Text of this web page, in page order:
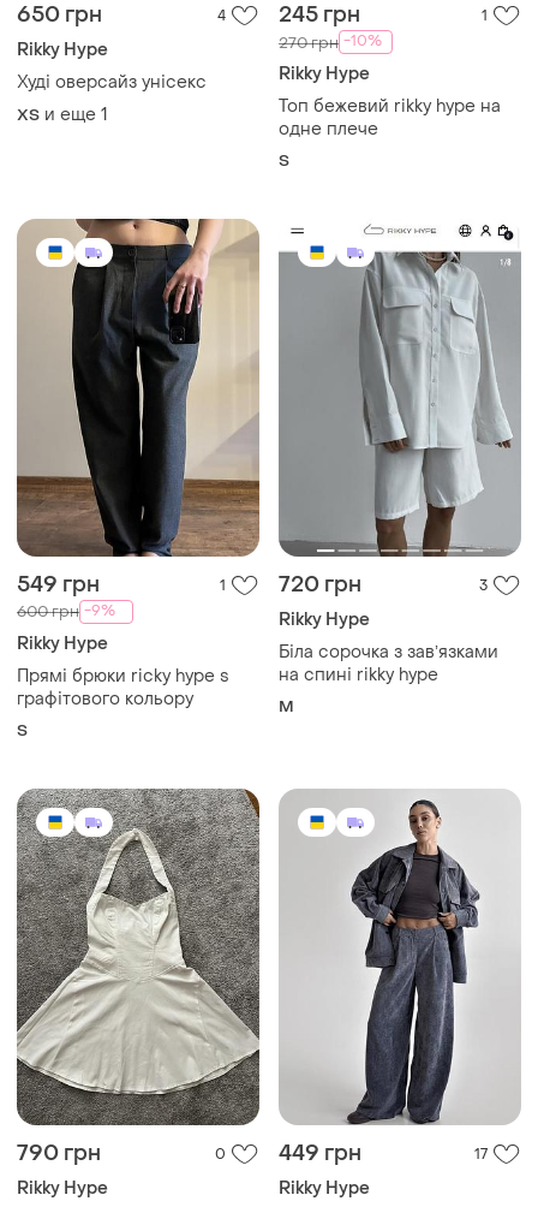
650 грн 4
Rikky Hype
Худі оверсайз унісекс
XS и еще 1
245 грн 1
270 грн -10%
Rikky Hype
Топ бежевий rikky hype на
одне плече
S
549 грн 1
600 грн -9%
Rikky Hype
Прямі брюки ricky hype s
графітового кольору
S
720 грн 3
Rikky Hype
Біла сорочка з завʼязками
на спині rikky hype
M
790 грн 0
Rikky Hype
449 грн 17
Rikky Hype